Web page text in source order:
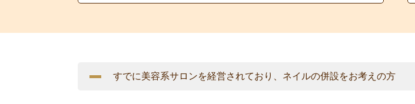
すでに美容系サロンを経営されており、ネイルの併設をお考えの方